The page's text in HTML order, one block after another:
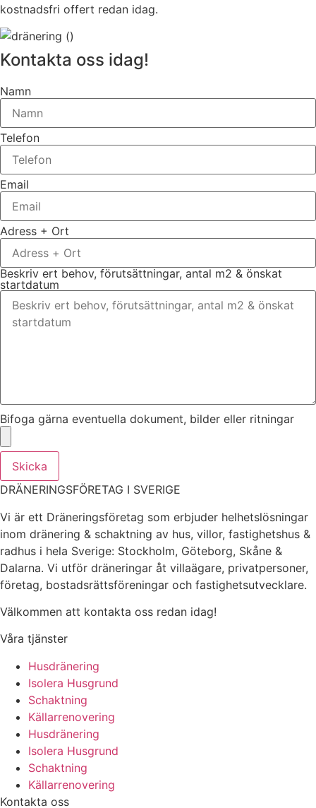
kostnadsfri offert redan idag.
Kontakta oss idag!
Namn
Telefon
Email
Adress + Ort
Beskriv ert behov, förutsättningar, antal m2 & önskat
startdatum
Bifoga gärna eventuella dokument, bilder eller ritningar
Skicka
DRÄNERINGSFÖRETAG I SVERIGE
Vi är ett Dräneringsföretag som erbjuder helhetslösningar
inom dränering & schaktning av hus, villor, fastighetshus &
radhus i hela Sverige: Stockholm, Göteborg, Skåne &
Dalarna. Vi utför dräneringar åt villaägare, privatpersoner,
företag, bostadsrättsföreningar och fastighetsutvecklare.
Välkommen att kontakta oss redan idag!
Våra tjänster
Husdränering
Isolera Husgrund
Schaktning
Källarrenovering
Husdränering
Isolera Husgrund
Schaktning
Källarrenovering
Kontakta oss